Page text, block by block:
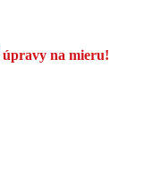
úpravy na mieru!